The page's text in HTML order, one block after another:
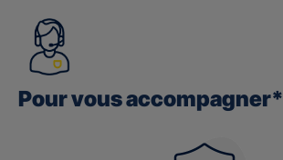
Pour vous accompagner*